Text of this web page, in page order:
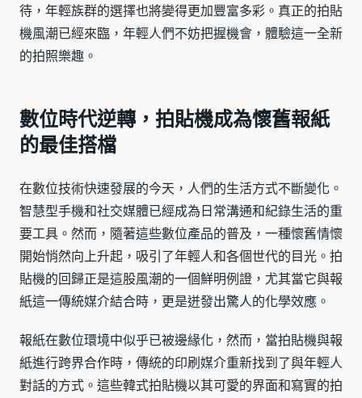
待，年輕族群的選擇也將變得更加豐富多彩。真正的拍貼
機風潮已經來臨，年輕人們不妨把握機會，體驗這一全新
的拍照樂趣。
數位時代逆轉，拍貼機成為懷舊報紙
的最佳搭檔
在數位技術快速發展的今天，人們的生活方式不斷變化。
智慧型手機和社交媒體已經成為日常溝通和紀錄生活的重
要工具。然而，隨著這些數位產品的普及，一種懷舊情懷
開始悄然向上升起，吸引了年輕人和各個世代的目光。拍
貼機的回歸正是這股風潮的一個鮮明例證，尤其當它與報
紙這一傳統媒介結合時，更是迸發出驚人的化學效應。
報紙在數位環境中似乎已被邊緣化，然而，當拍貼機與報
紙進行跨界合作時，傳統的印刷媒介重新找到了與年輕人
對話的方式。這些韓式拍貼機以其可愛的界面和寫實的拍